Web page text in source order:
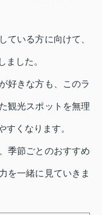
ている方に向けて、
ました。
好きな方も、このラ
観光スポットを無理
すくなります。
季節ごとのおすすめ
を一緒に見ていきま